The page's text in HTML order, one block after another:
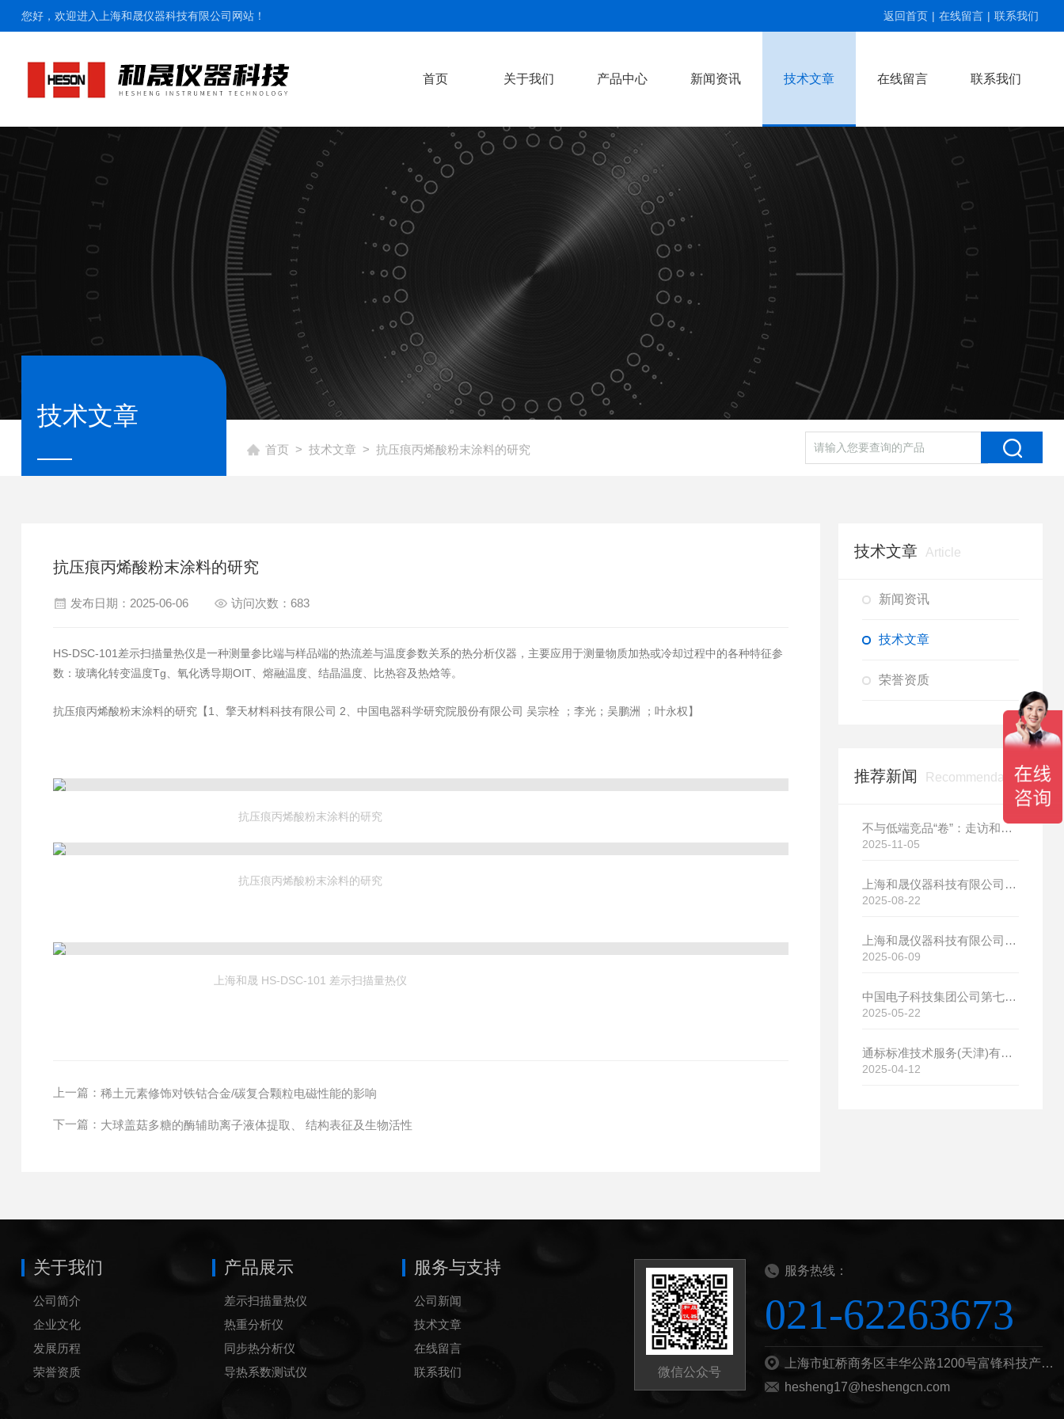
您好，欢迎进入上海和晟仪器科技有限公司网站！ 返回首页 | 在线留言 | 联系我们
首页 关于我们 产品中心 新闻资讯 技术文章 在线留言 联系我们
技术文章
首页 > 技术文章 > 抗压痕丙烯酸粉末涂料的研究
抗压痕丙烯酸粉末涂料的研究
发布日期：2025-06-06 访问次数：683
HS-DSC-101差示扫描量热仪是一种测量参比端与样品端的热流差与温度参数关系的热分析仪器，主要应用于测量物质加热或冷却过程中的各种特征参
数：玻璃化转变温度Tg、氧化诱导期OIT、熔融温度、结晶温度、比热容及热焓等。
抗压痕丙烯酸粉末涂料的研究【1、擎天材料科技有限公司 2、中国电器科学研究院股份有限公司 吴宗栓 ；李光；吴鹏洲 ；叶永权】
抗压痕丙烯酸粉末涂料的研究
抗压痕丙烯酸粉末涂料的研究
上海和晟 HS-DSC-101 差示扫描量热仪
上一篇： 稀土元素修饰对铁钴合金/碳复合颗粒电磁性能的影响
下一篇： 大球盖菇多糖的酶辅助离子液体提取、 结构表征及生物活性
技术文章 Article
新闻资讯
技术文章
荣誉资质
推荐新闻 Recommendation
不与低端竞品“卷”：走访和晟科技，探寻国产热分析如何行稳致远
2025-11-05
上海和晟仪器科技有限公司新厂开工大吉
2025-08-22
上海和晟仪器科技有限公司新厂开工大吉
2025-06-09
中国电子科技集团公司第七研究所选购我司差示扫描量热仪
2025-05-22
通标标准技术服务(天津)有限公司选购我司HS-DR-5导热系数测试仪
2025-04-12
关于我们
公司简介
企业文化
发展历程
荣誉资质
产品展示
差示扫描量热仪
热重分析仪
同步热分析仪
导热系数测试仪
服务与支持
公司新闻
技术文章
在线留言
联系我们
微信公众号
服务热线：
021-62263673
上海市虹桥商务区丰华公路1200号富锋科技产业园B栋201b
hesheng17@heshengcn.com